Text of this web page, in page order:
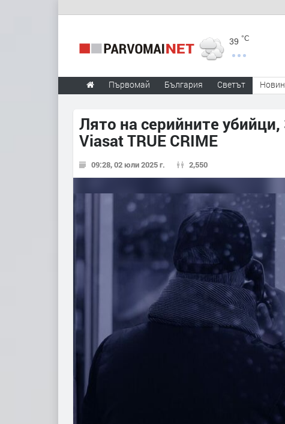
39 °C
Първомай България Светът
Лято на серийните
Viasat TRUE CRIME
09:28, 02 юли 2025 г. 2,550